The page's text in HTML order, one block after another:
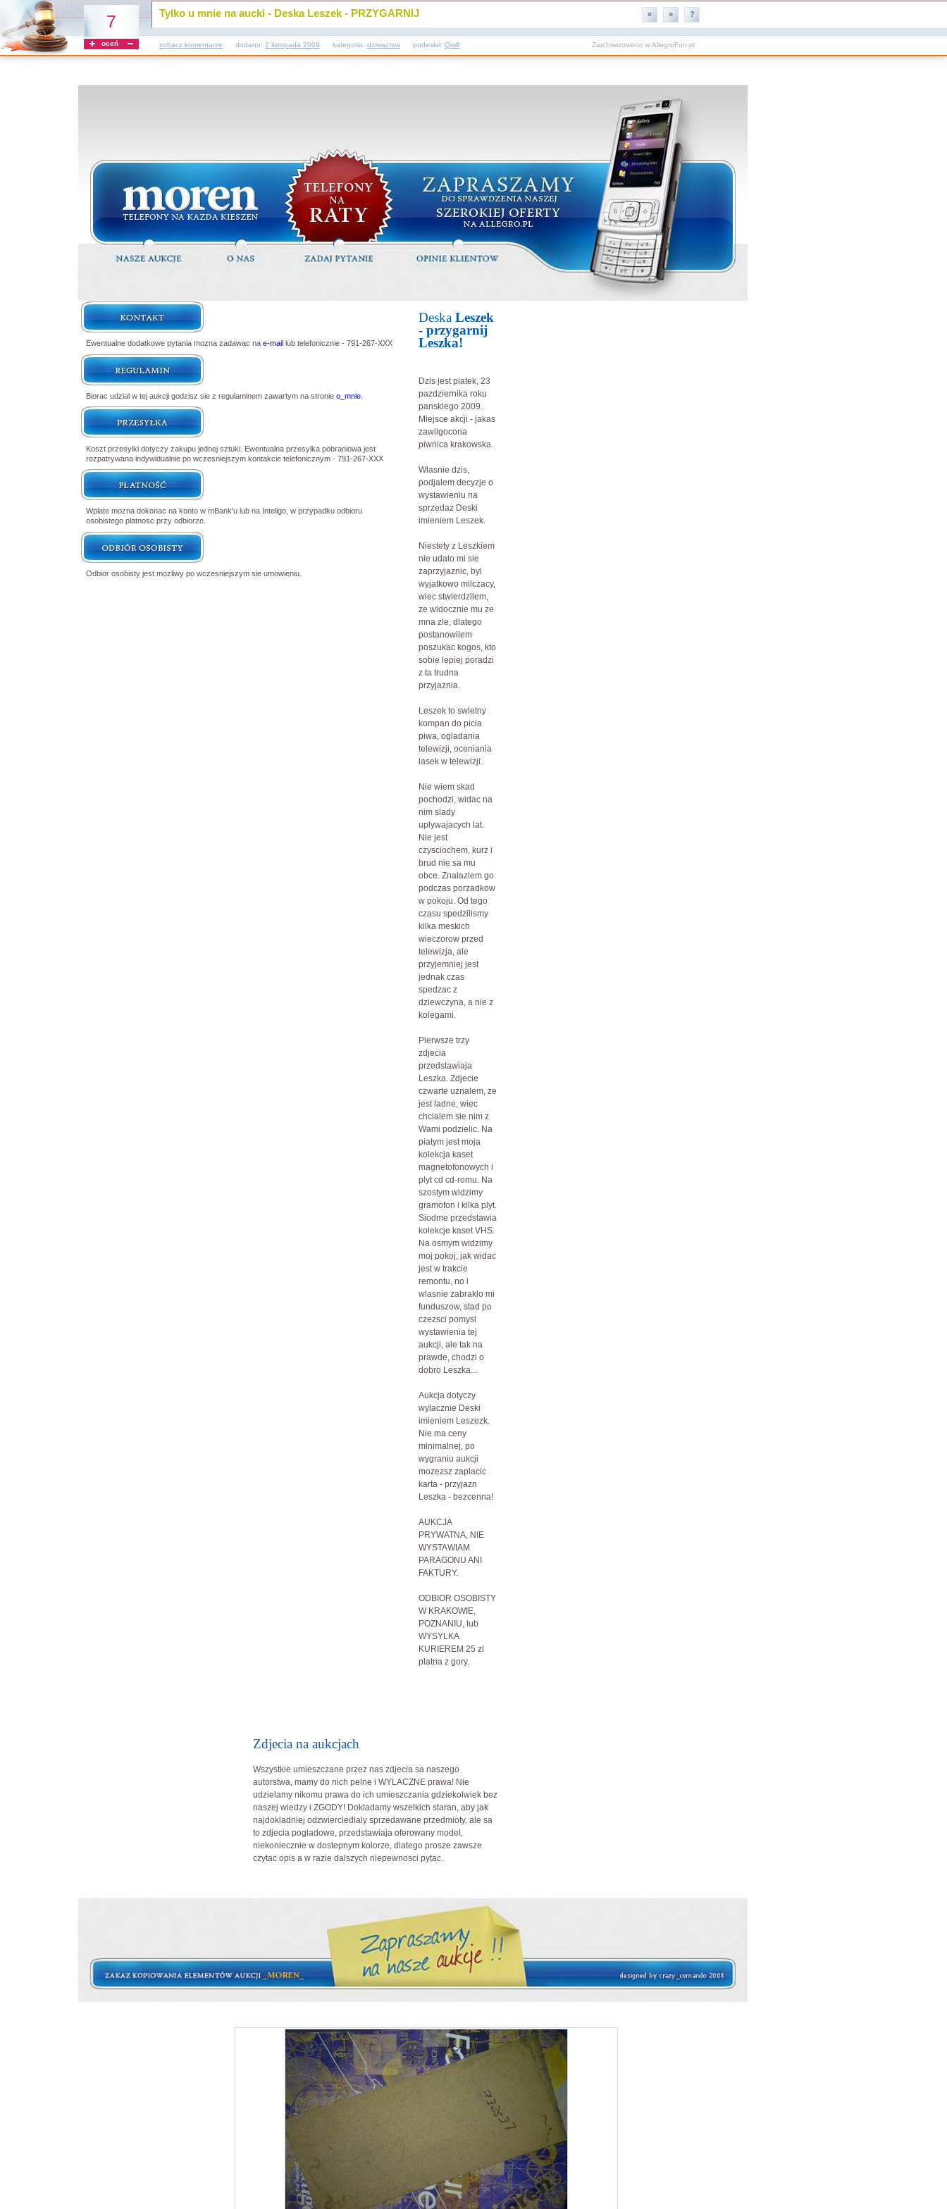
Ewentualne dodatkowe pytania mozna zadawac nae-mail lub telefonicznie - 791-267-XXX
Biorac udzial w tej aukcji godzisz sie z regulaminem zawartym na stronieo_mnie
Koszt przesylki dotyczy zakupu jednej sztuki. Ewentualna przesylka pobraniowa jest
rozpatrywana indywidualnie po wczesniejszym kontakcie telefonicznym - 791-267-XXX
Wplate mozna dokonac na konto w mBank'u lub na Inteligo, w przypadku odbioru
osobistego platnosc przy odbiorze.
Odbior osobisty jest mozliwy po wczesniejszym sie umowieniu.
Deska Leszek
- przygarnij
Leszka!
Dzis jest piatek, 23
pazdziernika roku
panskiego 2009.
Miejsce akcji - jakas
zawilgocona
piwnica krakowska.
Wlasnie dzis,
podjalem decyzje o
wystawieniu na
sprzedaz Deski
imieniem Leszek.
Niestety z Leszkiem
nie udalo mi sie
zaprzyjaznic, byl
wyjatkowo milczacy,
wiec stwierdzilem,
ze widocznie mu ze
mna zle, dlatego
postanowilem
poszukac kogos, kto
sobie lepiej poradzi
z ta trudna
przyjaznia.
Leszek to swietny
kompan do picia
piwa, ogladania
telewizji, oceniania
lasek w telewizji.
Nie wiem skad
pochodzi, widac na
nim slady
uplywajacych lat.
Nie jest
czysciochem, kurz i
brud nie sa mu
obce. Znalazlem go
podczas porzadkow
w pokoju. Od tego
czasu spedzilismy
kilka meskich
wieczorow przed
telewizja, ale
przyjemniej jest
jednak czas
spedzac z
dziewczyna, a nie z
kolegami.
Pierwsze trzy
zdjecia
przedstawiaja
Leszka. Zdjecie
czwarte uznalem, ze
jest ladne, wiec
chcialem sie nim z
Wami podzielic. Na
piatym jest moja
kolekcja kaset
magnetofonowych i
plyt cd cd-romu. Na
szostym widzimy
gramofon i kilka plyt.
Siodme przedstawia
kolekcje kaset VHS.
Na osmym widzimy
moj pokoj, jak widac
jest w trakcie
remontu, no i
wlasnie zabraklo mi
funduszow, stad po
czezsci pomysl
wystawienia tej
aukcji, ale tak na
prawde, chodzi o
dobro Leszka...
Aukcja dotyczy
wylacznie Deski
imieniem Leszezk.
Nie ma ceny
minimalnej, po
wygraniu aukcji
mozezsz zaplacic
karta - przyjazn
Leszka - bezcenna!
AUKCJA
PRYWATNA, NIE
WYSTAWIAM
PARAGONU ANI
FAKTURY.
ODBIOR OSOBISTY
W KRAKOWIE,
POZNANIU, lub
WYSYLKA
KURIEREM 25 zl
platna z gory.
Zdjecia na aukcjach
Wszystkie umieszczane przez nas zdjecia sa naszego
autorstwa, mamy do nich pelne i WYLACZNE prawa! Nie
udzielamy nikomu prawa do ich umieszczania gdziekolwiek bez
naszej wiedzy i ZGODY! Dokladamy wszelkich staran, aby jak
najdokladniej odzwierciedlaly sprzedawane przedmioty, ale sa
to zdjecia pogladowe, przedstawiaja oferowany model,
niekoniecznie w dostepnym kolorze, dlatego prosze zawsze
czytac opis a w razie dalszych niepewnosci pytac.
7
oceń
Tylko u mnie na aucki - Deska Leszek - PRZYGARNIJ ?
»
«
zobacz komentarze dodano: 2 listopada 2009 kategoria: dziwactwa podesłał: Qwill Zarchiwizowano wAllegroFun.pl